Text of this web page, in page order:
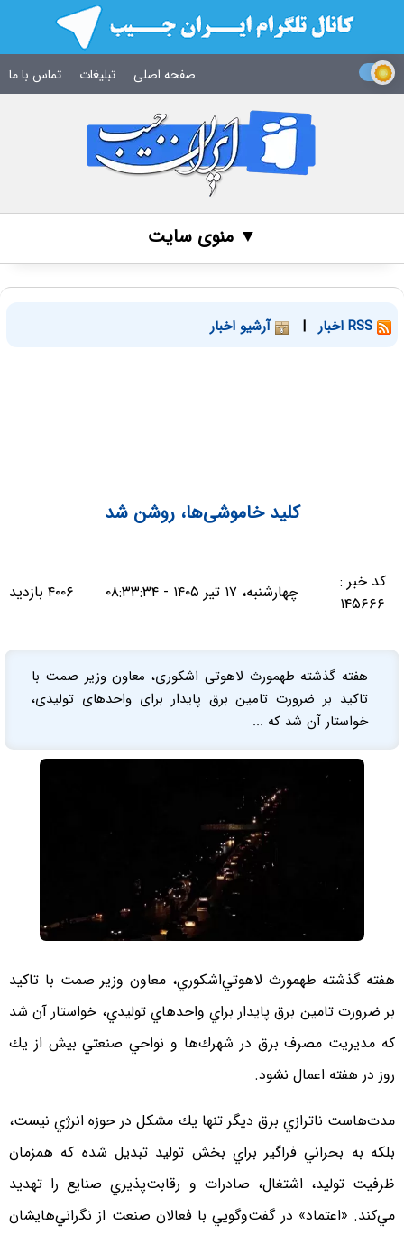
صفحه اصلی تبلیغات تماس با ما
▼ منوی سایت
| آرشیو اخبار
كليد خاموشی‌ها، روشن شد
کد خبر :
۱۴۵۶۶۶
چهارشنبه، ۱۷ تیر ۱۴۰۵ - ۰۸:۳۳:۳۴ ۴۰۰۶ بازدید
هفته گذشته طهمورث لاهوتی اشكوری، معاون وزير صمت با
تاكيد بر ضرورت تامين برق پايدار برای واحدهای توليدی،
خواستار آن شد كه ...
هفته گذشته طهمورث لاهوتي‌اشكوري، معاون وزير صمت با تاكيد
بر ضرورت تامين برق پايدار براي واحدهاي توليدي، خواستار آن شد
كه مديريت مصرف برق در شهرك‌ها و نواحي صنعتي بيش از يك
روز در هفته اعمال نشود.
مدت‌هاست ناترازي برق ديگر تنها يك مشكل در حوزه انرژي نيست،
بلكه به بحراني فراگير براي بخش توليد تبديل شده كه همزمان
ظرفيت توليد، اشتغال، صادرات و رقابت‌پذيري صنايع را تهديد
مي‌كند. «اعتماد» در گفت‌وگويي با فعالان صنعت از نگراني‌هايشان